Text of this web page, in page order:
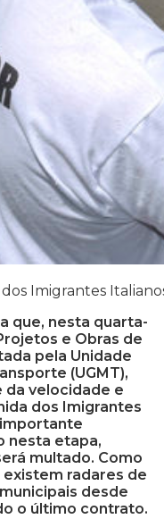
Imigrantes
que, nesta quarta-
e Obras de
pela Unidade
(UGMT),
da velocidade e
dos Imigrantes
nesta etapa,
multado. Como
radares de
desde
o último contrato.